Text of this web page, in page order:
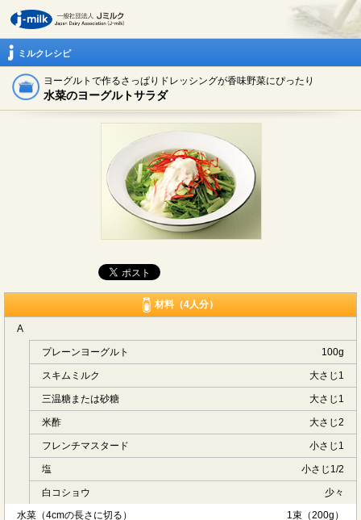
ミルクレシピ
ヨーグルトで作るさっぱりドレッシングが香味野菜にぴったり
水菜のヨーグルトサラダ
材料（4人分）
A
プレーンヨーグルト 100g
スキムミルク 大さじ1
三温糖または砂糖 大さじ1
米酢 大さじ2
フレンチマスタード 小さじ1
塩 小さじ1/2
白コショウ
少々
水菜（4cmの長さに切る）
1束（200g）